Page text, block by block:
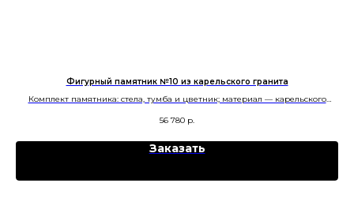
Фигурный памятник №10 из карельского гранита
Комплект памятника: стела, тумба и цветник; материал — карельского
56 780 р.
Заказать